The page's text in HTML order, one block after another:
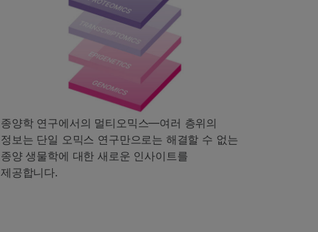
종양학 연구에서의 멀티오믹스—여러 층위의
정보는 단일 오믹스 연구만으로는 해결할 수 없는
종양 생물학에 대한 새로운 인사이트를
제공합니다.